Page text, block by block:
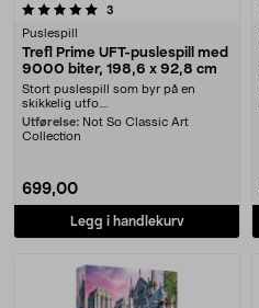
3
Puslespill
Trefl Prime UFT-puslespill med
9000 biter, 198,6 x 92,8 cm
Stort puslespill som byr på en
skikkelig utfo....
Utførelse: Not So Classic Art
Collection
699,00
Legg i handlekurv
4.5 av 5 stjerner